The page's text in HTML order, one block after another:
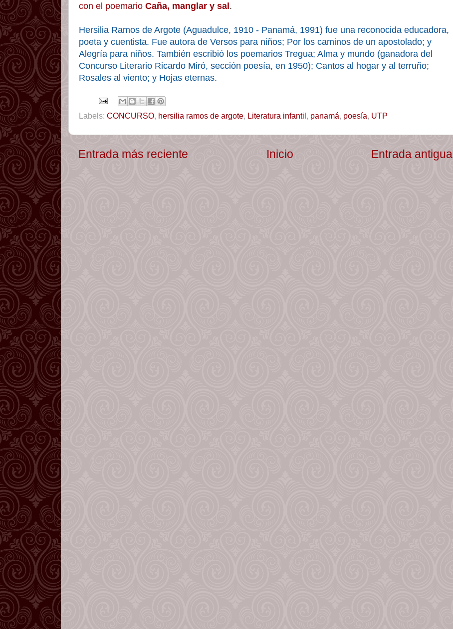
con el poemario Caña, manglar y sal.
Hersilia Ramos de Argote (Aguadulce, 1910 - Panamá, 1991) fue una reconocida educadora,
poeta y cuentista. Fue autora de Versos para niños; Por los caminos de un apostolado; y
Alegría para niños. También escribió los poemarios Tregua; Alma y mundo (ganadora del
Concurso Literario Ricardo Miró, sección poesía, en 1950); Cantos al hogar y al terruño;
Rosales al viento; y Hojas eternas.
Labels: CONCURSO, hersilia ramos de argote, Literatura infantil , panamá, poesía, UTP
Entrada más reciente Entrada antigua
Inicio